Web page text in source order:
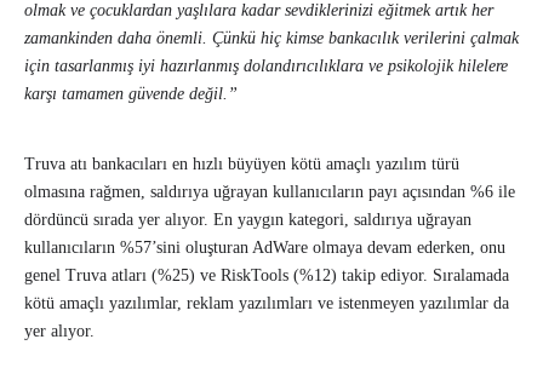
olmak ve çocuklardan yaşlılara kadar sevdiklerinizi eğitmek artık her
zamankinden daha önemli. Çünkü hiç kimse bankacılık verilerini çalmak
için tasarlanmış iyi hazırlanmış dolandırıcılıklara ve psikolojik hilelere
karşı tamamen güvende değil.”
Truva atı bankacıları en hızlı büyüyen kötü amaçlı yazılım türü
olmasına rağmen, saldırıya uğrayan kullanıcıların payı açısından %6 ile
dördüncü sırada yer alıyor. En yaygın kategori, saldırıya uğrayan
kullanıcıların %57’sini oluşturan AdWare olmaya devam ederken, onu
genel Truva atları (%25) ve RiskTools (%12) takip ediyor. Sıralamada
kötü amaçlı yazılımlar, reklam yazılımları ve istenmeyen yazılımlar da
yer alıyor.